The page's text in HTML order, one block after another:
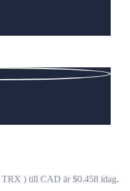
) till CAD är $0.458 idag.